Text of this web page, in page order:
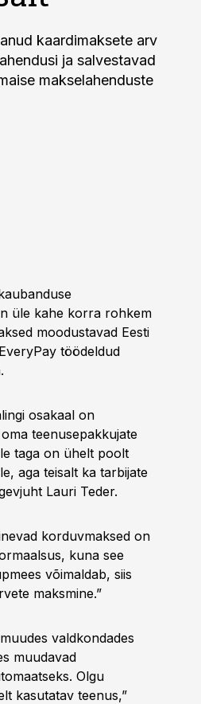
kaardimaksete arv
ja salvestavad
makselahenduste
üle kahe korra rohkem
moodustavad Eesti
töödeldud
osakaal on
teenusepakkujate
taga on ühelt poolt
aga teisalt ka tarbijate
Lauri Teder.
korduvmaksed on
kuna see
võimaldab, siis
maksmine.”
valdkondades
muudavad
Olgu
kasutatav teenus,”